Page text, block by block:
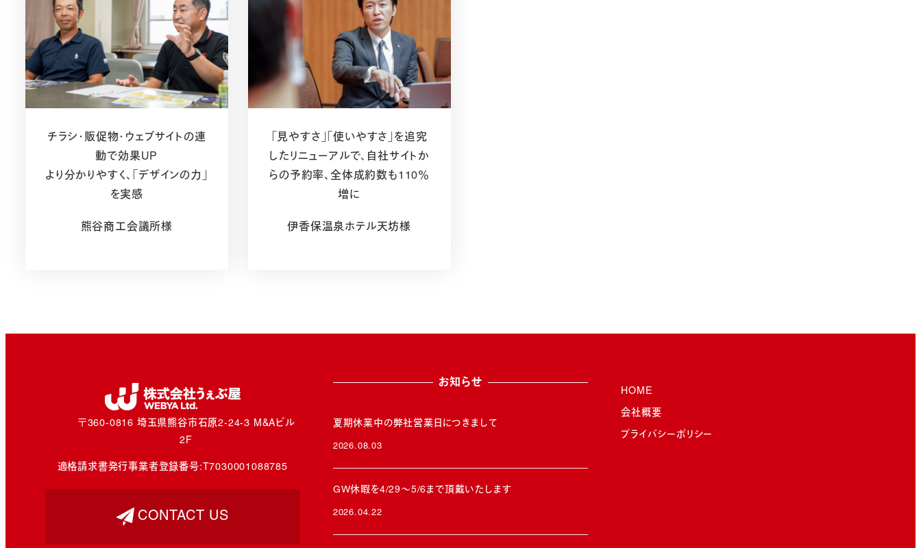
チラシ・販促物・ウェブサイトの連
動で効果UP
より分かりやすく、「デザインの力」
を実感
熊谷商工会議所様
「見やすさ」「使いやすさ」を追究
したリニューアルで、自社サイトか
らの予約率、全体成約数も110％
増に
伊香保温泉ホテル天坊様
〒360-0816 埼玉県熊谷市石原2-24-3 M&Aビル
2F
適格請求書発行事業者登録番号: T7030001088785
CONTACT US
お知らせ
夏期休業中の弊社営業日につきまして
2026.08.03
GW休暇を4/29～5/6まで頂戴いたします
2026.04.22
HOME
会社概要
プライバシーポリシー